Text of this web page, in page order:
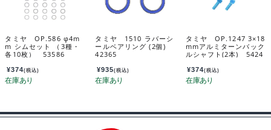
タミヤ OP.586 φ4m
m シムセット （3種・
各10枚） 53586
¥374(税込)
タミヤ 1510 ラバーシ
ールベアリング (2個)
42365
¥935(税込)
タミヤ OP.1247 3×18
mmアルミターンバック
ルシャフト(2本) 5424
¥374(税込)